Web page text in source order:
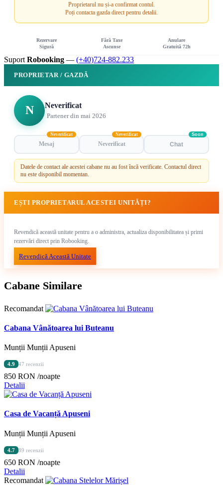
Proprietarul nu și-a confirmat contul.
Poți contacta gazda direct pentru detalii.
Rezervare
Sigură
Fără Taxe
Ascunse
Anulare
Gratuită 72h
Suport Robooking — (+40)724-882.233
PROPRIETAR / GAZDĂ
N Neverificat
Partener din mai 2026
Mesaj
Neverificat
Neverificat
Neverificat
Chat
Soon
Datele de contact ale acestei cabane nu au fost încă verificate. Contactul direct
nu este disponibil momentan.
EȘTI PROPRIETARUL ACESTEI UNITĂȚI?
Revendică această unitate pentru a o administra, actualiza disponibilitatea și primi
rezervări direct prin Robooking.
Revendică Această Unitate
Cabane Similare
Recomandat
Cabana Vânătoarea lui Buteanu
Munții Munții Apuseni
4.9 47 recenzii
850 RON /noapte
Detalii
Casa de Vacanță Apuseni
Munții Munții Apuseni
4.7 89 recenzii
650 RON /noapte
Detalii
Recomandat